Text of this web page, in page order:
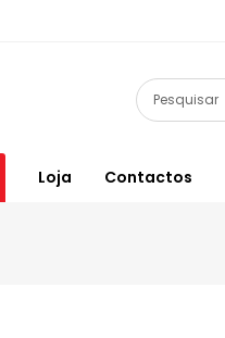
Loja Contactos